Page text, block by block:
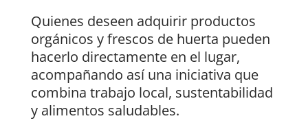
Quienes deseen adquirir productos
orgánicos y frescos de huerta pueden
hacerlo directamente en el lugar,
acompañando así una iniciativa que
combina trabajo local, sustentabilidad
y alimentos saludables.